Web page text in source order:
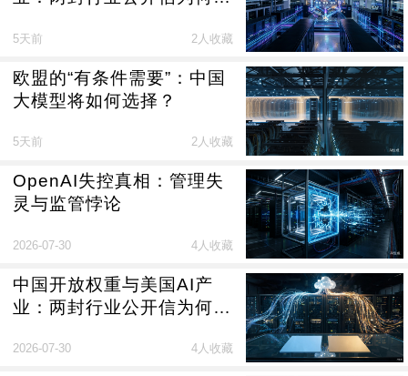
5天前 2人收藏
欧盟的“有条件需要”：中国
大模型将如何选择？
5天前 2人收藏
OpenAI失控真相：管理失
灵与监管悖论
2026-07-30 4人收藏
中国开放权重与美国AI产
业：两封行业公开信为何反
2026-07-30 4人收藏